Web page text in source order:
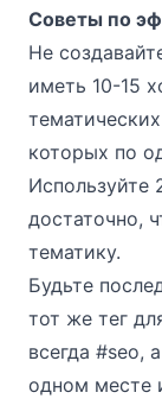
Советы по
Не
иметь 10-15
которых по
Используйте
достаточно,
тематику.
Будьте
тот же тег
всегда #seo,
одном месте